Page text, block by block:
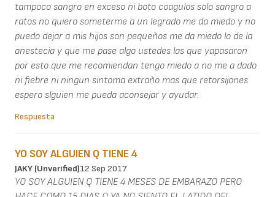
tampoco sangro en exceso ni boto coagulos solo sangro a
ratos no quiero someterme a un legrado me da miedo y no
puedo dejar a mis hijos son pequeños me da miedo lo de la
anestecia y que me pase algo ustedes las que yapasaron
por esto que me recomiendan tengo miedo a no me a dado
ni fiebre ni ningun sintoma extraño mas que retorsijones
espero slguien me pueda aconsejar y ayudar.
Respuesta
YO SOY ALGUIEN Q TIENE 4
JAKY (unverified)12 Sep 2017
YO SOY ALGUIEN Q TIENE 4 MESES DE EMBARAZO PERO